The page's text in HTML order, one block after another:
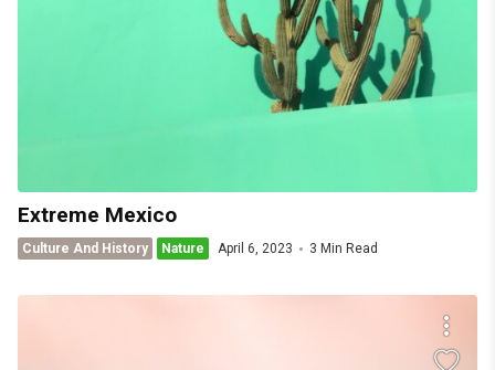
Extreme Mexico
Culture And History Nature April 6, 2023 3 Min Read